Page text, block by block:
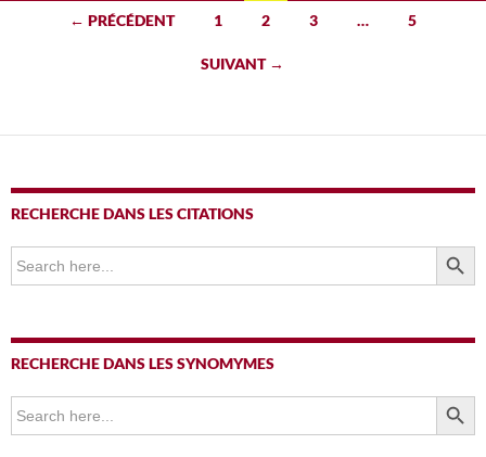
Navigation
← PRÉCÉDENT 1 2 3 … 5
SUIVANT →
RECHERCHE DANS LES CITATIONS
Search
for:
SEARCH
RECHERCHE DANS LES SYNOMYMES
Search
for:
SEARCH